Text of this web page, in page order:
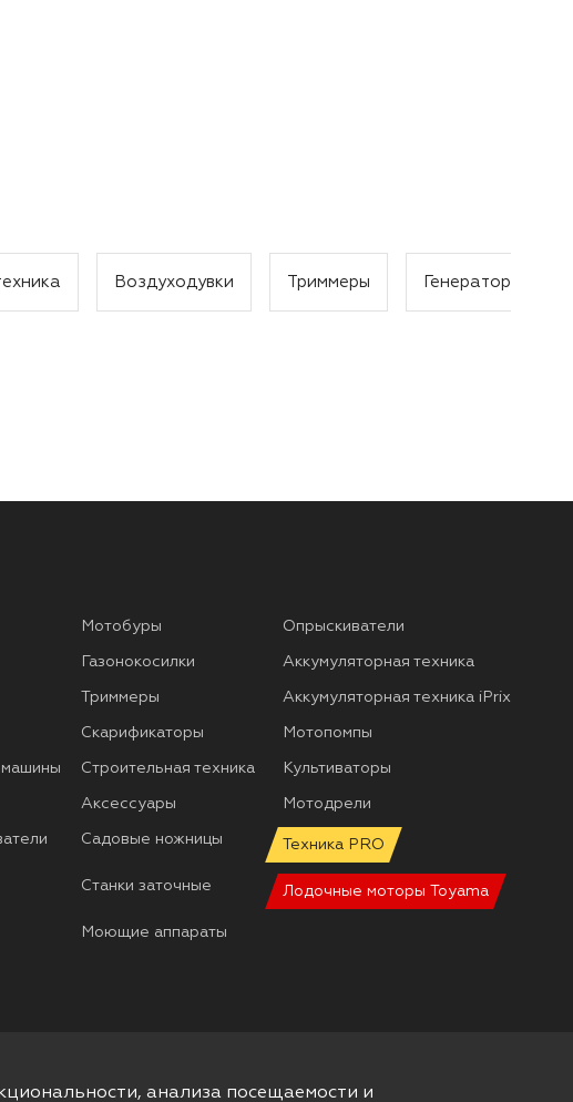
Воздуходувки Триммеры Генераторы
Мотобуры Опрыскиватели
Газонокосилки Аккумуляторная техника
Триммеры Аккумуляторная техника iPrix
Скарификаторы Мотопомпы
машины Строительная техника Культиваторы
Аксессуары Мотодрели
Садовые ножницы Техника PRO
Станки заточные Лодочные моторы Toyama
Моющие аппараты
анализа посещаемости и